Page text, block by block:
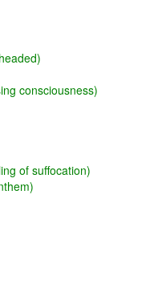
consciousness)
of suffocation)